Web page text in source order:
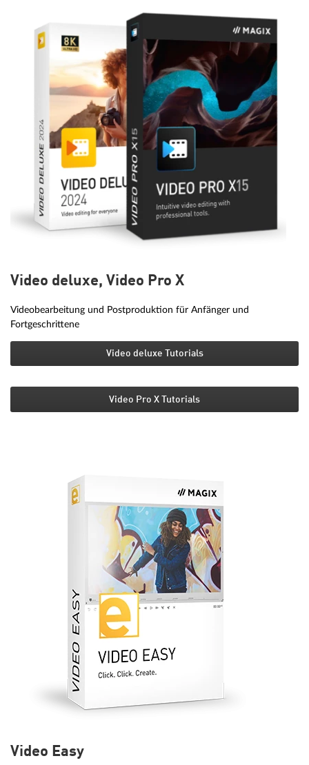
Video deluxe, Video Pro X
Videobearbeitung und Postproduktion für Anfänger und
Fortgeschrittene
Video deluxe Tutorials
Video Pro X Tutorials
Video Easy